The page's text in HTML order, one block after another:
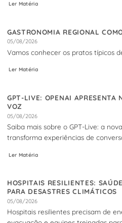
Ler Matéria
GASTRONOMIA REGIONAL
05/08/2026
Vamos conhecer os pratos típicos
Ler Matéria
GPT-LIVE: OPENAI APRESENTA
VOZ
05/08/2026
Saiba mais sobre o GPT-Live: a
transforma experiências de
Ler Matéria
HOSPITAIS RESILIENTES:
PARA DESASTRES CLIMÁTICOS
05/08/2026
Hospitais resilientes precisam de